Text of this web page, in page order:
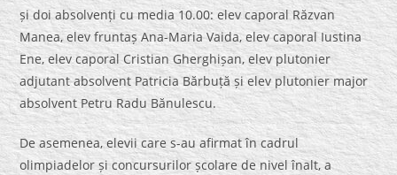
și doi absolvenți cu media 10.00: elev caporal Răzvan
Manea, elev fruntaș Ana-Maria Vaida, elev caporal Iustina
Ene, elev caporal Cristian Gherghișan, elev plutonier
adjutant absolvent Patricia Bărbuță și elev plutonier major
absolvent Petru Radu Bănulescu.
De asemenea, elevii care s-au afirmat în cadrul
olimpiadelor și concursurilor școlare de nivel înalt, a